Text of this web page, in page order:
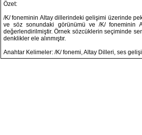
Özet:
/K/ foneminin Altay dillerindeki gelişimi üzerinde
ve söz sonundaki görünümü ve /K/ foneminin
değerlendirilmiştir. Örnek sözcüklerin seçiminde
denklikler ele alınmıştır.
Anahtar Kelimeler: /K/ fonemi, Altay Dilleri, ses